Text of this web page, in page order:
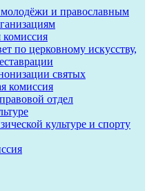
и православным
комиссия
по церковному искусству,
святых
комиссия
отдел
культуре и спорту